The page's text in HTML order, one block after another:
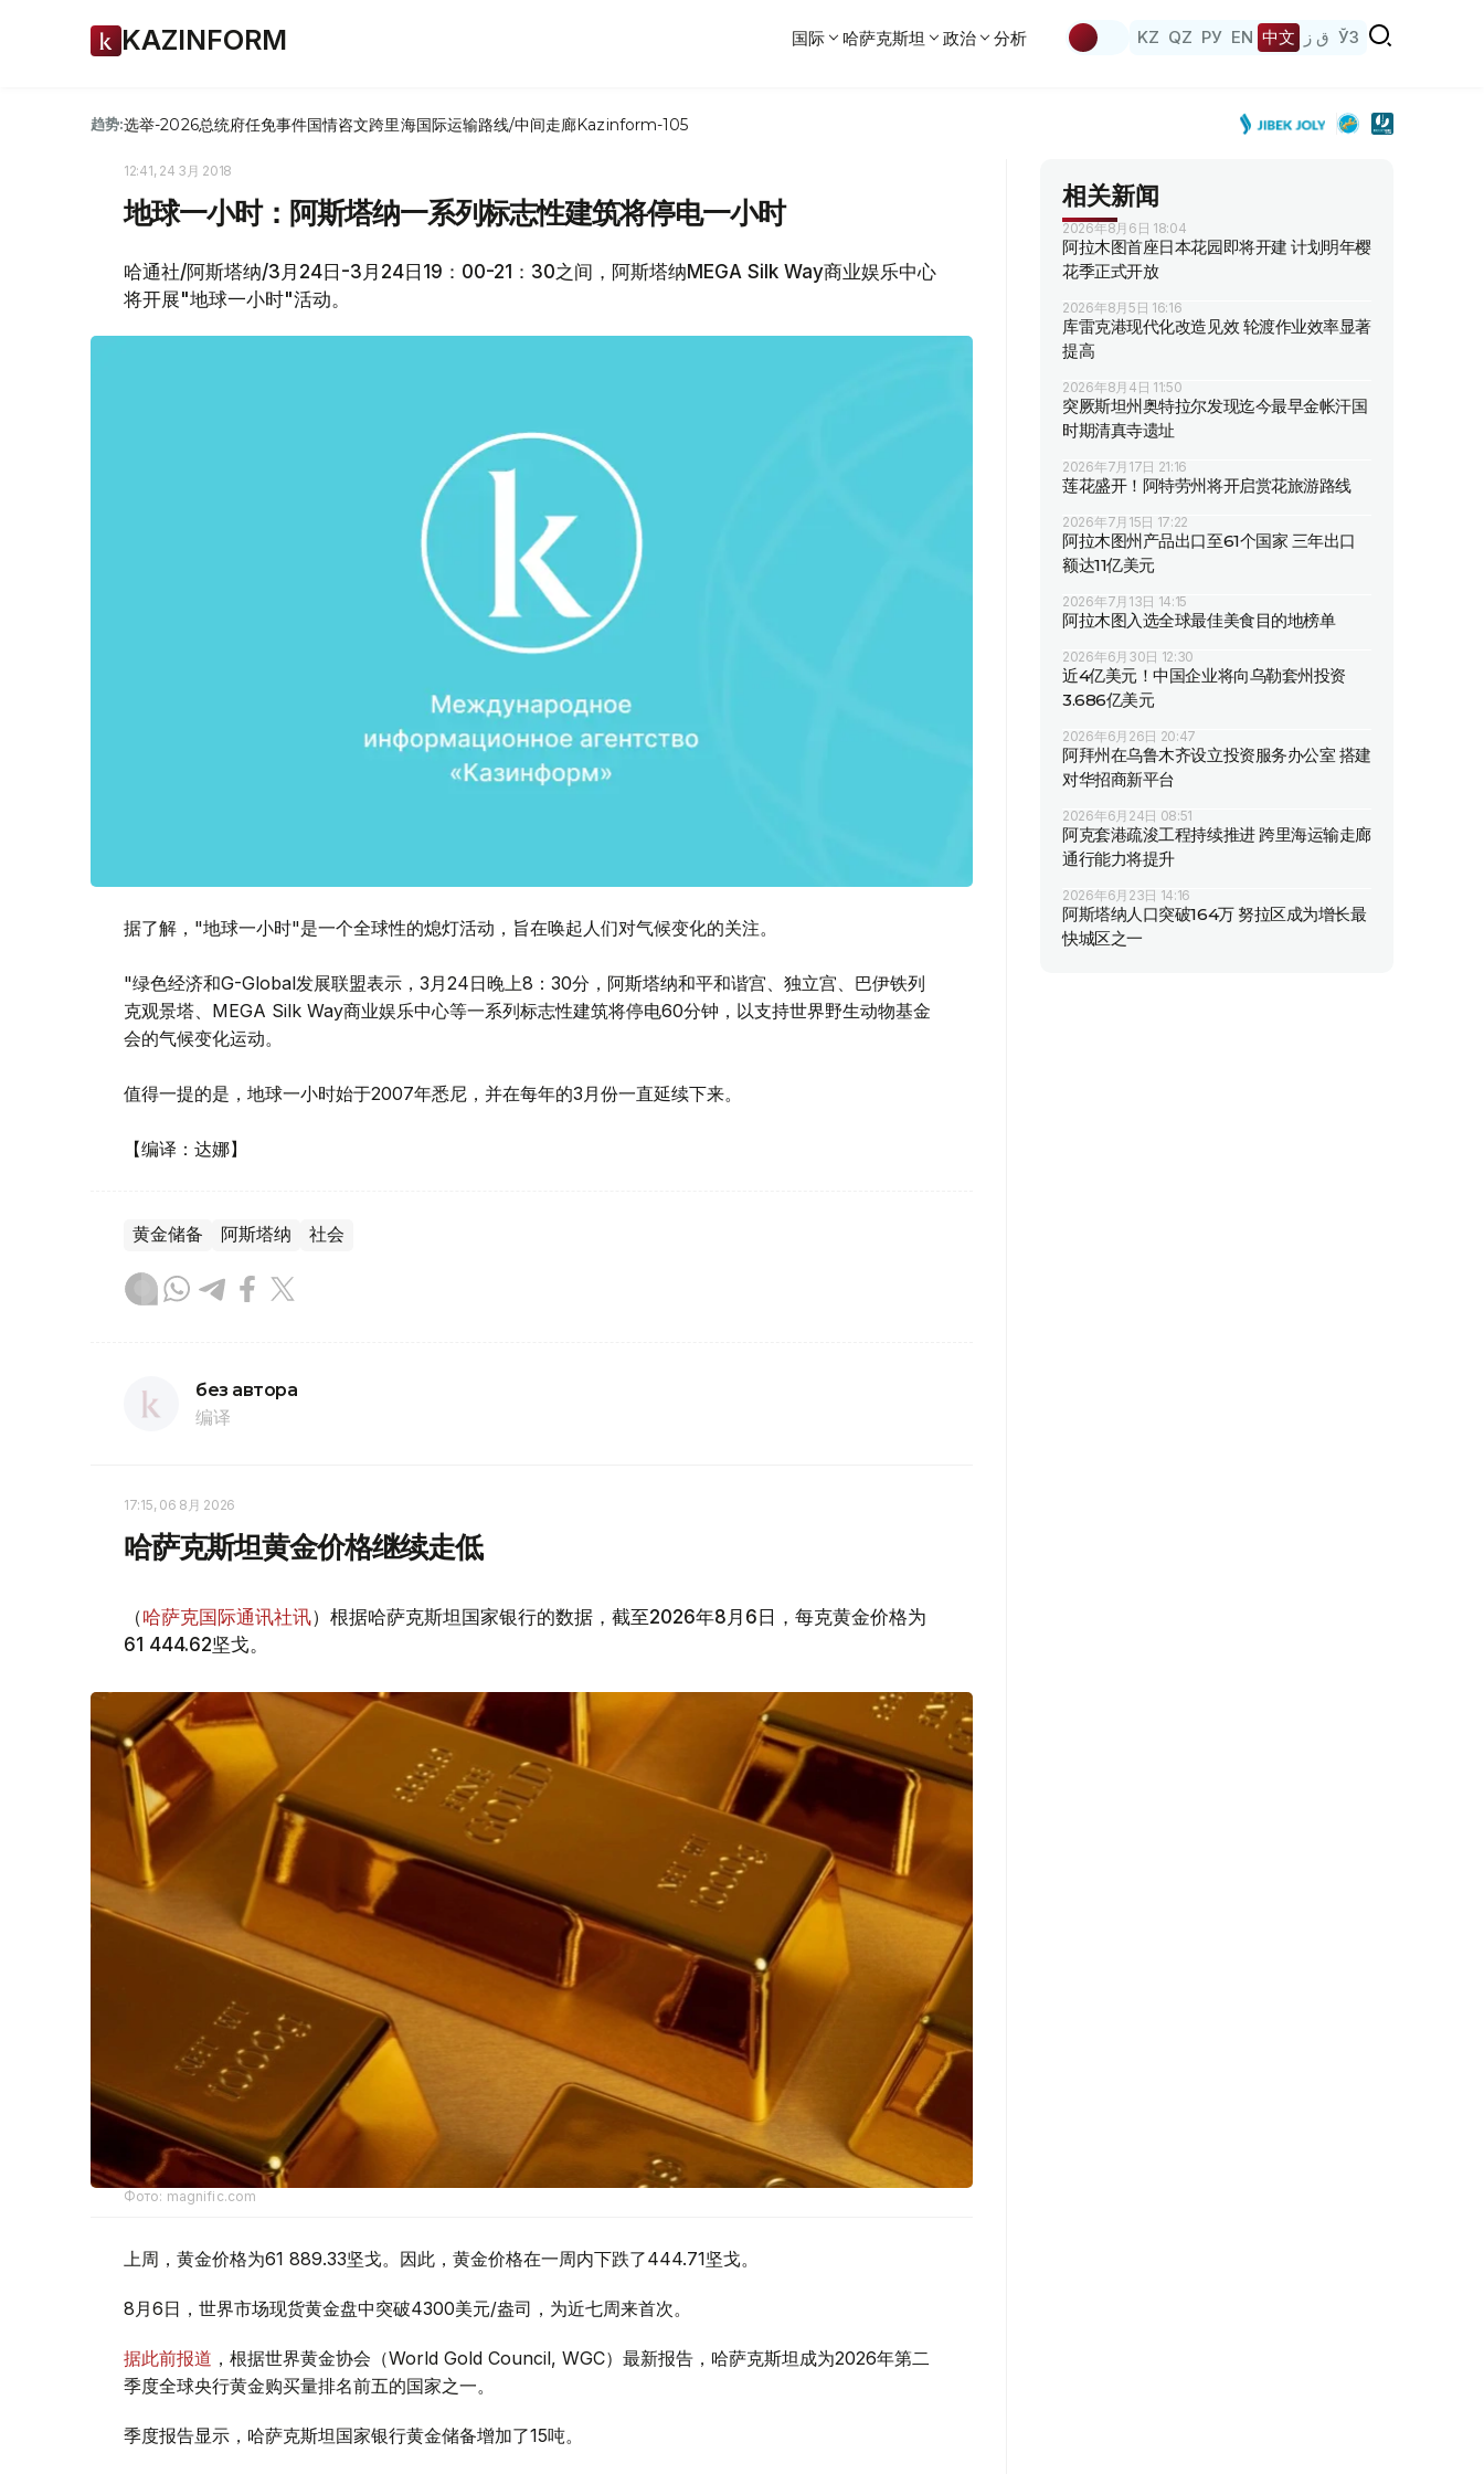
KAZINFORM 国际 哈萨克斯坦 政治 分析 KZ QZ РУ EN 中文 ق ز ЎЗ
趋势:选举-2026总统府任免事件国情咨文跨里海国际运输路线/中间走廊Kazinform-105
12:41, 24 3月 2018
地球一小时：阿斯塔纳一系列标志性建筑将停电一小时
哈通社/阿斯塔纳/3月24日-3月24日19：00-21：30之间，阿斯塔纳MEGA Silk Way商业娱乐中心
将开展"地球一小时"活动。
据了解，"地球一小时"是一个全球性的熄灯活动，旨在唤起人们对气候变化的关注。
"绿色经济和G-Global发展联盟表示，3月24日晚上8：30分，阿斯塔纳和平和谐宫、独立宫、巴伊铁列
克观景塔、MEGA Silk Way商业娱乐中心等一系列标志性建筑将停电60分钟，以支持世界野生动物基金
会的气候变化运动。
值得一提的是，地球一小时始于2007年悉尼，并在每年的3月份一直延续下来。
【编译：达娜】
黄金储备 阿斯塔纳 社会
без автора
编译
17:15, 06 8月 2026
哈萨克斯坦黄金价格继续走低
（哈萨克国际通讯社讯）根据哈萨克斯坦国家银行的数据，截至2026年8月6日，每克黄金价格为
61 444.62坚戈。
Фото: magnific.com
上周，黄金价格为61 889.33坚戈。因此，黄金价格在一周内下跌了444.71坚戈。
8月6日，世界市场现货黄金盘中突破4300美元/盎司，为近七周来首次。
据此前报道 ，根据世界黄金协会（World Gold Council, WGC）最新报告，哈萨克斯坦成为2026年第二
季度全球央行黄金购买量排名前五的国家之一。
季度报告显示，哈萨克斯坦国家银行黄金储备增加了15吨。
相关新闻
2026年8月6日 18:04
阿拉木图首座日本花园即将开建 计划明年樱
花季正式开放
2026年8月5日 16:16
库雷克港现代化改造见效 轮渡作业效率显著
提高
2026年8月4日 11:50
突厥斯坦州奥特拉尔发现迄今最早金帐汗国
时期清真寺遗址
2026年7月17日 21:16
莲花盛开！阿特劳州将开启赏花旅游路线
2026年7月15日 17:22
阿拉木图州产品出口至61个国家 三年出口
额达11亿美元
2026年7月13日 14:15
阿拉木图入选全球最佳美食目的地榜单
2026年6月30日 12:30
近4亿美元！中国企业将向乌勒套州投资
3.686亿美元
2026年6月26日 20:47
阿拜州在乌鲁木齐设立投资服务办公室 搭建
对华招商新平台
2026年6月24日 08:51
阿克套港疏浚工程持续推进 跨里海运输走廊
通行能力将提升
2026年6月23日 14:16
阿斯塔纳人口突破164万 努拉区成为增长最
快城区之一